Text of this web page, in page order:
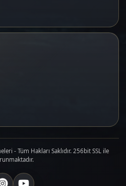
- Tüm Hakları Saklıdır. 256bit SSL ile